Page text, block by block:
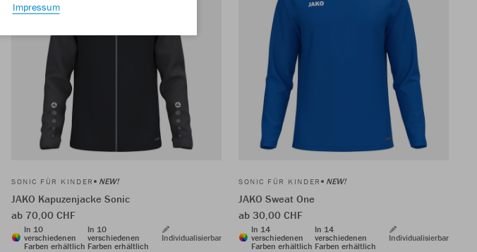
SONIC FÜR KINDER NEW!
JAKO Kapuzenjacke Sonic
ab 70,00 CHF
In 10
verschiedenen
Farben erhältlich
In 10
verschiedenen
Farben erhältlich
Individualisierbar
SONIC FÜR KINDER NEW!
JAKO Sweat One
ab 30,00 CHF
In 14
verschiedenen
Farben erhältlich
In 14
verschiedenen
Farben erhältlich
Individualisierbar
Impressum